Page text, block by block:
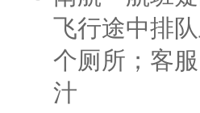
飞行途中排
个厕所；客
汁